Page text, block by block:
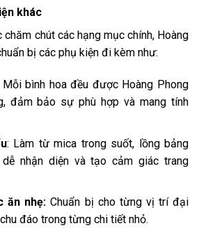
khác
chút các hạng mục chính, Hoàng
bị các phụ kiện đi kèm như:
Mỗi bình hoa đều được Hoàng Phong
đảm bảo sự phù hợp và mang tính
: Làm từ mica trong suốt, lồng bảng
nhận diện và tạo cảm giác trang
ăn nhẹ: Chuẩn bị cho từng vị trí đại
đáo trong từng chi tiết nhỏ.